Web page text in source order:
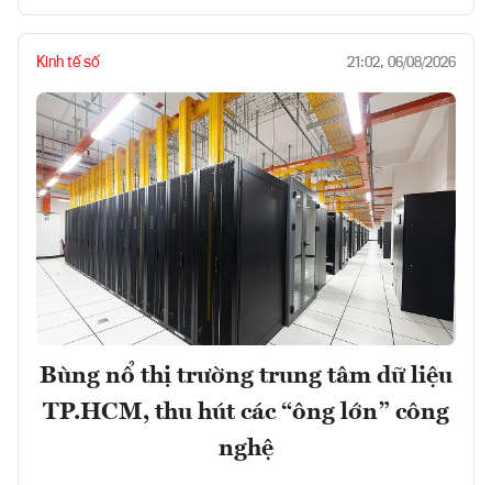
Kinh tế số 21:02, 06/08/2026
Bùng nổ thị trường trung tâm dữ liệu
TP.HCM, thu hút các “ông lớn” công
nghệ